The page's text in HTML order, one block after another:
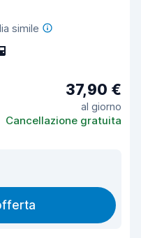
simile
37,90 €
al giorno
Cancellazione gratuita